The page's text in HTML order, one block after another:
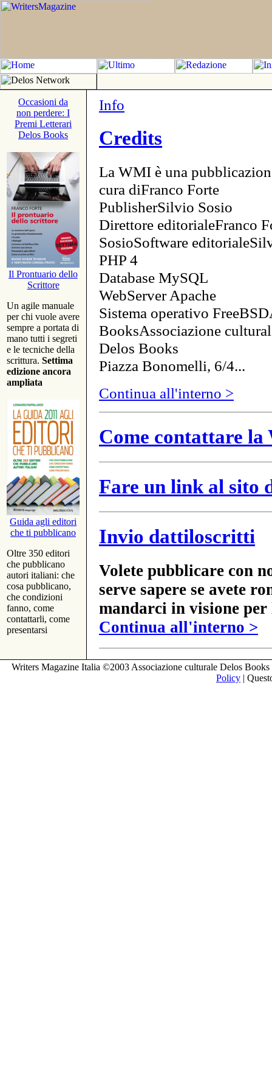
Occasioni da
non perdere: I
Premi Letterari
Delos Books
Il Prontuario dello
Scrittore
Un agile manuale
per chi vuole avere
sempre a portata di
mano tutti i segreti
e le tecniche della
scrittura. Settima
edizione ancora
ampliata
Guida agli editori
che ti pubblicano
Oltre 350 editori
che pubblicano
autori italiani: che
cosa pubblicano,
che condizioni
fanno, come
contattarli, come
presentarsi
Info
Credits
La WMI è una
cura diFranco Forte
PublisherSilvio Sosio
Direttore editorialeFranco
SosioSoftware
PHP 4
Database MySQL
WebServer Apache
Sistema operativo
BooksAssociazione
Delos Books
Piazza Bonomelli, 6/4...
Continua all'interno >
Come contattare
Fare un link al sito
Invio dattiloscritti
Volete pubblicare con
serve sapere se avete
mandarci in visione
Continua all'interno >
Writers Magazine Italia ©2003 Associazione culturale Delos
Policy |